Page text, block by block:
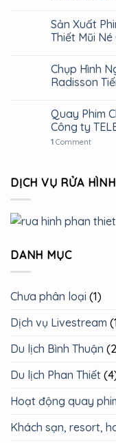
Sản Xuất
Thiết Mũi
Chụp Hình
Radisson
Quay Phim
Công ty
1 Comment
DỊCH VỤ RỬA
DANH MỤC
Chưa phân loại (1)
Dịch vụ Livestream
Du lịch Bình Thuận
Du lịch Phan Thiết
Hoạt động quay
Khách sạn, resort,